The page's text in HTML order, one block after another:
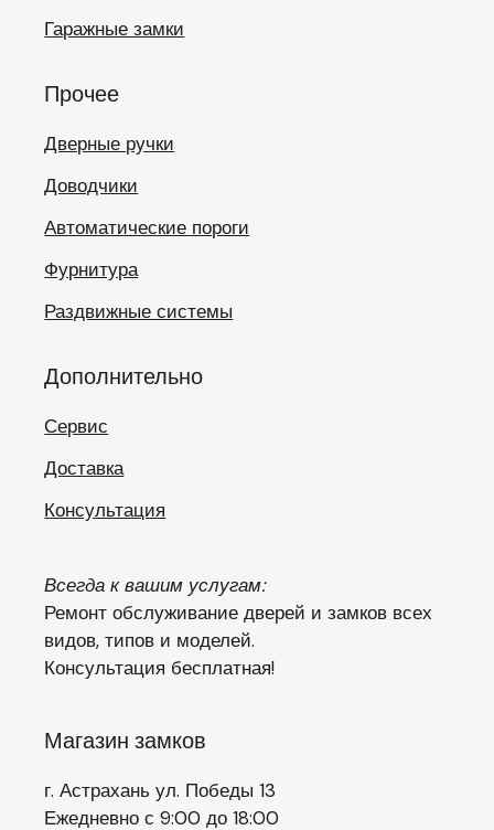
Гаражные замки
Прочее
Дверные ручки
Доводчики
Автоматические пороги
Фурнитура
Раздвижные системы
Дополнительно
Сервис
Доставка
Консультация
Всегда к вашим услугам:
Ремонт обслуживание дверей и замков всех
видов, типов и моделей.
Консультация бесплатная!
Магазин замков
г. Астрахань ул. Победы 13
Ежедневно с 9:00 до 18:00